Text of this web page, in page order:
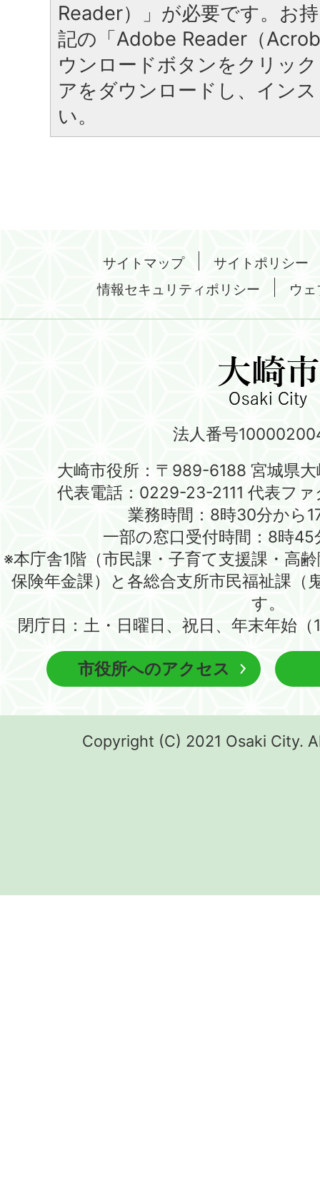
Reader）」が必要です。お
記の「Adobe Reader（
ウンロードボタンをクリッ
アをダウンロードし、イン
い。
サイトマップ
サイトポリシー
情報セキュリティポリシー
ウ
法人番号
大崎市役所：〒989-6188 宮城県大
代表電話：0229-23-2111 代表フ
業務時間：8時30分から
一部の窓口受付時間：8時
※本庁舎1階（市民課・子育て支援課・高
保険年金課）と各総合支所市民福祉課（
す。
閉庁日：土・日曜日、祝日、年末年始
市役所へのアクセス
Copyright (C) 2021 Osaki City.